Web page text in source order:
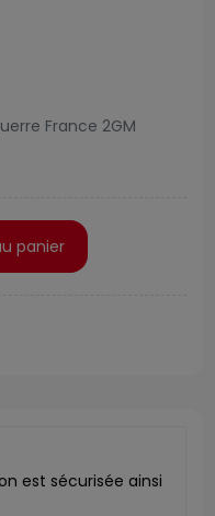
France 2GM
panier
est sécurisée ainsi